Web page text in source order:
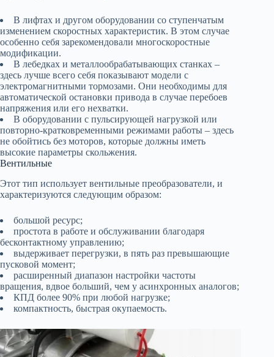
В лифтах и другом оборудовании со ступенчатым
изменением скоростных характеристик. В этом случае
особенно себя зарекомендовали многоскоростные
модификации.
В лебедках и металлообрабатывающих станках –
здесь лучше всего себя показывают модели с
электромагнитными тормозами. Они необходимы для
автоматической остановки привода в случае перебоев
напряжения или его нехватки.
В оборудовании с пульсирующей нагрузкой или
повторно-кратковременными режимами работы – здесь
не обойтись без моторов, которые должны иметь
высокие параметры скольжения.
Вентильные
Этот тип использует вентильные преобразователи, и
характеризуются следующим образом:
большой ресурс;
простота в работе и обслуживании благодаря
бесконтактному управлению;
выдерживает перегрузки, в пять раз превышающие
пусковой момент;
расширенный диапазон настройки частоты
вращения, вдвое больший, чем у асинхронных аналогов;
КПД более 90% при любой нагрузке;
компактность, быстрая окупаемость.